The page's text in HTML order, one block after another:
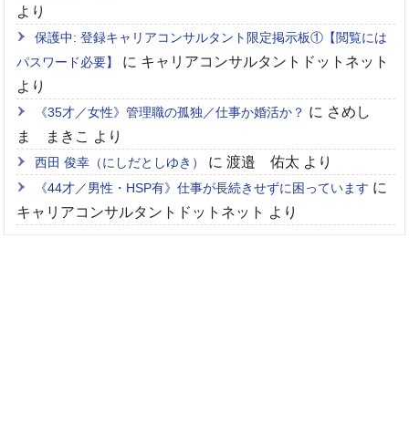
より
保護中: 登録キャリアコンサルタント限定掲示板①【閲覧には
パスワード必要】
に キャリアコンサルタントドットネット
より
《35才／女性》管理職の孤独／仕事か婚活か？ に さめし
ま まきこ より
西田 俊幸（にしだとしゆき） に渡邉 佑太 より
《44才／男性・HSP有》仕事が長続きせずに困っています に
キャリアコンサルタントドットネット より